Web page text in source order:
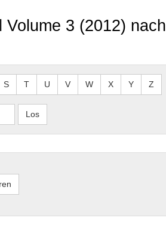
3 (2012) nach
S T U V W X Y Z